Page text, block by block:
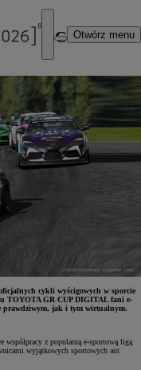
Otwórz menu
GR CUP
cykli wyścigowych w sporcie
TOYOTA GR CUP DIGITAL fani e-
prawdziwym, jak i tym wirtualnym.
z popularną e-sportową ligą
wyjątkowych sportowych aut